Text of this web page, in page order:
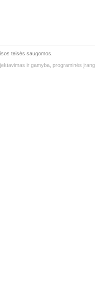
teisės saugomos.
ir gamyba, programinės